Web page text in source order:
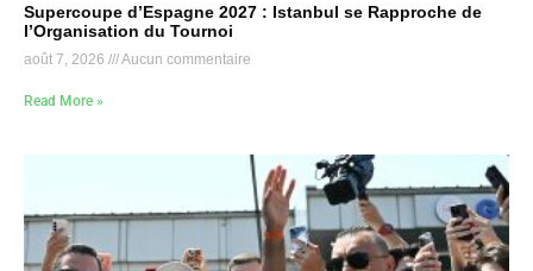
Supercoupe d’Espagne 2027 : Istanbul se Rapproche de
l’Organisation du Tournoi
août 7, 2026 Aucun commentaire
Read More »